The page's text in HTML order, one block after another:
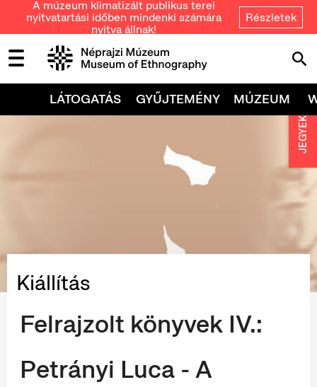
A múzeum klimatizált publikus terei
nyitvatartási időben mindenki számára
nyitva állnak!
Részletek
LÁTOGATÁS GYŰJTEMÉNY MÚZEUM
Kiállítás
Felrajzolt könyvek IV.:
Petrányi Luca - A
JEGYEK